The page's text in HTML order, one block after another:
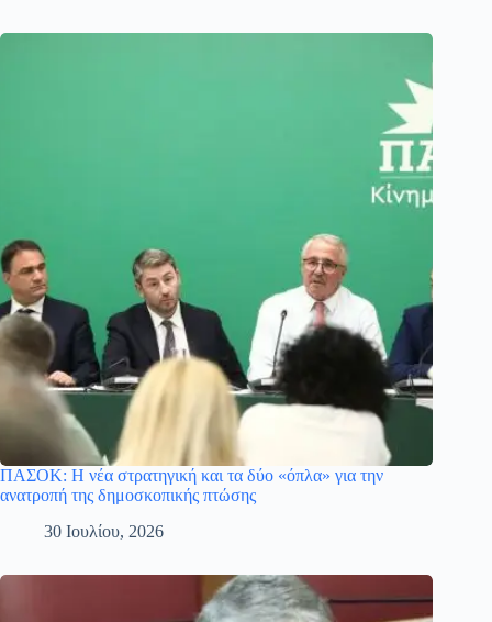
ΠΑΣΟΚ: Η νέα στρατηγική και τα δύο «όπλα» για την
ανατροπή της δημοσκοπικής πτώσης
30 Ιουλίου, 2026